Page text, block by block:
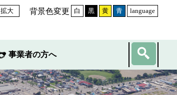
拡大 背景色変更 白 黒 黄 青 language
事業者の方へ